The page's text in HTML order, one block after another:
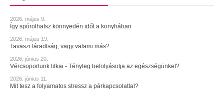
2026. május 9.
Így spórolhatsz könnyedén időt a konyhában
2026. május 19.
Tavaszi fáradtság, vagy valami más?
2026. június 20.
Vércsoportunk titkai - Tényleg befolyásolja az egészségünket?
2026. június 11.
Mit tesz a folyamatos stressz a párkapcsolattal?